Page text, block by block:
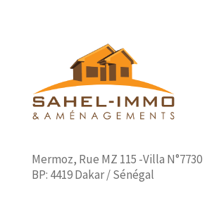
Mermoz, Rue MZ 115 -Villa N°7730
BP: 4419 Dakar / Sénégal